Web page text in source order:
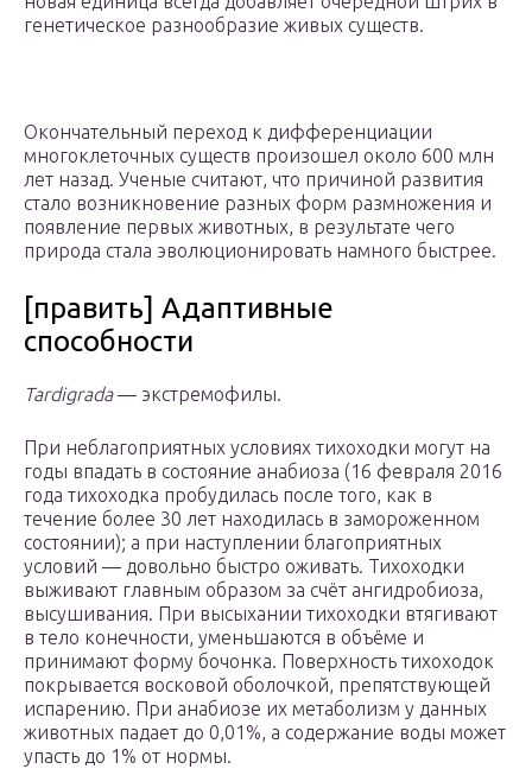
генетическое разнообразие живых существ.
Окончательный переход к дифференциации
многоклеточных существ произошел около 600 млн
лет назад. Ученые считают, что причиной развития
стало возникновение разных форм размножения и
появление первых животных, в результате чего
природа стала эволюционировать намного быстрее.
[править] Адаптивные
способности
Tardigrada— экстремофилы.
При неблагоприятных условиях тихоходки могут на
годы впадать в состояние анабиоза (16 февраля 2016
года тихоходка пробудилась после того, как в
течение более 30 лет находилась в замороженном
состоянии); а при наступлении благоприятных
условий — довольно быстро оживать. Тихоходки
выживают главным образом за счёт ангидробиоза,
высушивания. При высыхании тихоходки втягивают
в тело конечности, уменьшаются в объёме и
принимают форму бочонка. Поверхность тихоходок
покрывается восковой оболочкой, препятствующей
испарению. При анабиозе их метаболизм у данных
животных падает до 0,01%, а содержание воды может
упасть до 1% от нормы.